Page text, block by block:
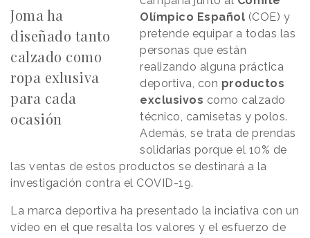
Joma ha
diseñado tanto
calzado como
ropa exlusiva
para cada
ocasión
Olímpico Español (COE) y
pretende equipar a todas las
personas que están
realizando alguna práctica
deportiva, con productos
exclusivos como calzado
técnico, camisetas y polos.
Además, se trata de prendas
solidarias porque el 10% de
las ventas de estos productos se destinará a la
investigación contra el COVID-19.
La marca deportiva ha presentado la inciativa con un
vídeo en el que resalta los valores y el esfuerzo de